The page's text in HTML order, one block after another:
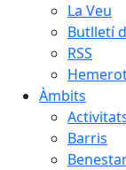
La Veu
Butlletí
RSS
Àmbits
Barris